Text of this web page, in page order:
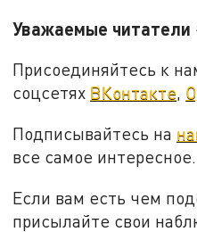
Уважаемые
Присоединяйтесь к
соцсетях ВКонтакте,
Подписывайтесь на
все самое интересное.
Если вам есть чем
присылайте свои